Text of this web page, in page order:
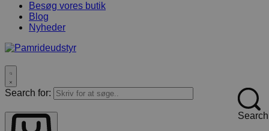
Besøg vores butik
Blog
Nyheder
Search for:
Search